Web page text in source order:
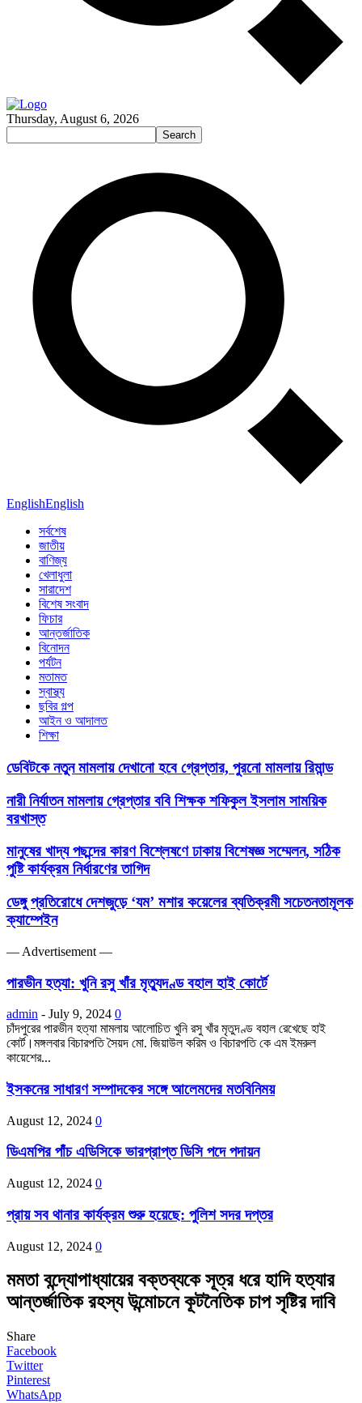
Thursday, August 6, 2026
Search
EnglishEnglish
সর্বশেষ
জাতীয়
বাণিজ্য
খেলাধুলা
সারাদেশ
বিশেষ সংবাদ
ফিচার
আন্তর্জাতিক
বিনোদন
পর্যটন
মতামত
স্বাস্থ্য
ছবির গল্প
আইন ও আদালত
শিক্ষা
ডেবিটকে নতুন মামলায় দেখানো হবে গ্রেপ্তার, পুরনো মামলায় রিমান্ড
নারী নির্যাতন মামলায় গ্রেপ্তার ববি শিক্ষক শফিকুল ইসলাম সাময়িক
বরখাস্ত
মানুষের খাদ্য পছন্দের কারণ বিশ্লেষণে ঢাকায় বিশেষজ্ঞ সম্মেলন, সঠিক
পুষ্টি কার্যক্রম নির্ধারণের তাগিদ
ডেঙ্গু প্রতিরোধে দেশজুড়ে ‘যম’ মশার কয়েলের ব্যতিক্রমী সচেতনতামূলক
ক্যাম্পেইন
― Advertisement ―
পারভীন হত্যা: খুনি রসু খাঁর মৃত্যুদণ্ড বহাল হাই কোর্টে
admin - July 9, 2024 0
চাঁদপুরের পারভীন হত্যা মামলায় আলোচিত খুনি রসু খাঁর মৃতুদণ্ড বহাল রেখেছে হাই
কোর্ট।মঙ্গলবার বিচারপতি সৈয়দ মো. জিয়াউল করিম ও বিচারপতি কে এম ইমরুল
কায়েশের...
ইসকনের সাধারণ সম্পাদকের সঙ্গে আলেমদের মতবিনিময়
August 12, 2024 0
ডিএমপির পাঁচ এডিসিকে ভারপ্রাপ্ত ডিসি পদে পদায়ন
August 12, 2024 0
প্রায় সব থানার কার্যক্রম শুরু হয়েছে: পুলিশ সদর দপ্তর
August 12, 2024 0
মমতা বন্দ্যোপাধ্যায়ের বক্তব্যকে সূত্র ধরে হাদি হত্যার
আন্তর্জাতিক রহস্য উন্মোচনে কূটনৈতিক চাপ সৃষ্টির দাবি
Share
Facebook
Twitter
Pinterest
WhatsApp